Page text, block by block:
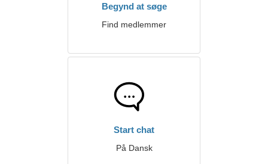
Begynd at søge
Find medlemmer
Start chat
På Dansk